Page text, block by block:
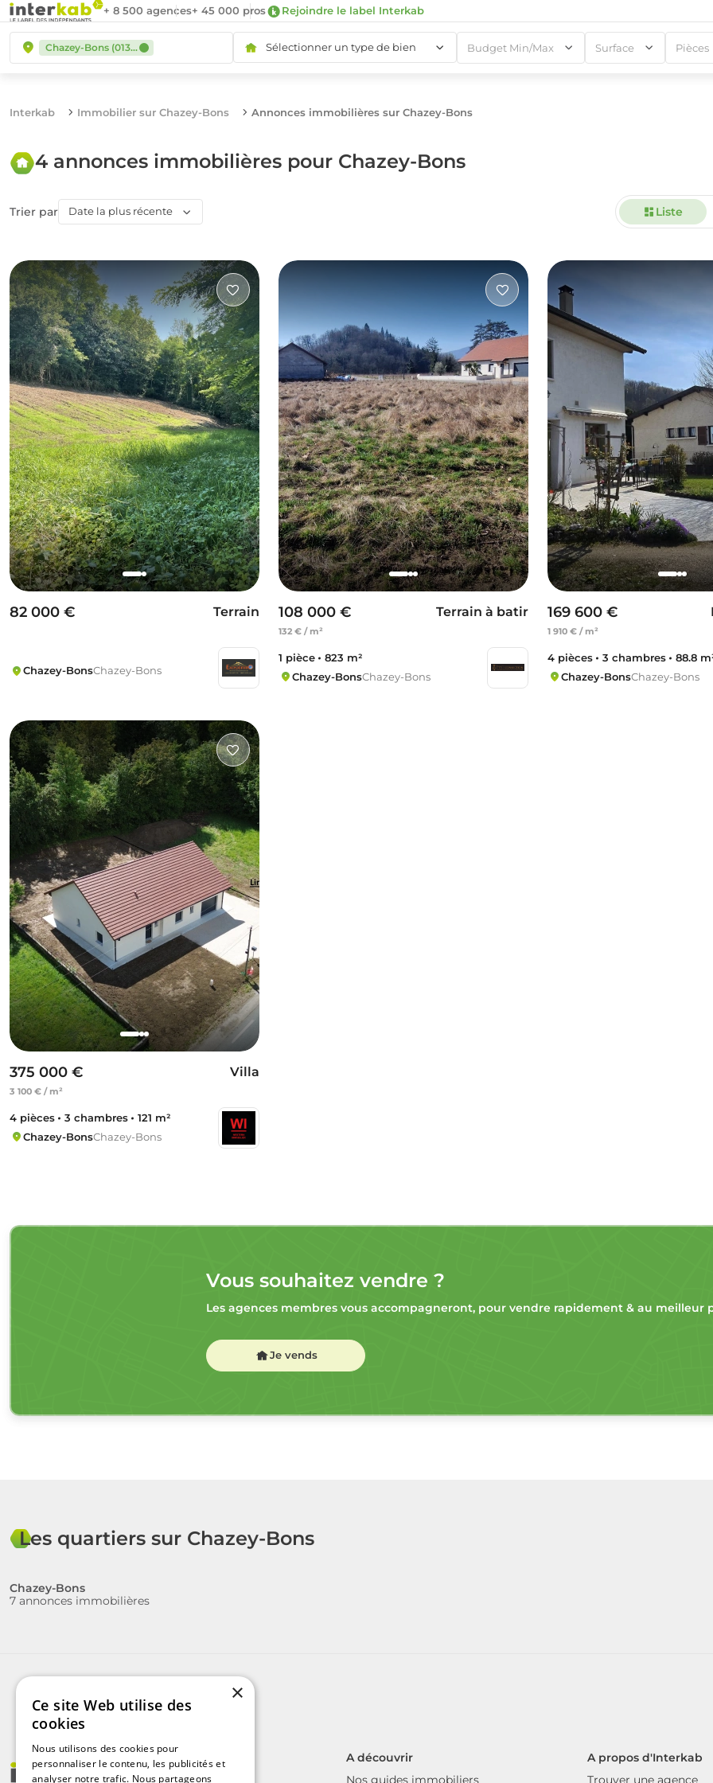
+ 8 500 agences+ 45 000 pros Rejoindre le label Interkab
Chazey-Bons (01300) Sélectionner un type de bien Budget Min/Max Surface Pièces
Interkab Immobilier sur Chazey-Bons Annonces immobilières sur Chazey-Bons
4 annonces immobilières pour Chazey-Bons
Trier par Date la plus récente Liste
82 000 € Terrain
Chazey-BonsChazey-Bons
108 000 €
132 € / m²
Terrain à batir
1 pièce
823 m²
Chazey-BonsChazey-Bons
169 600 €
1 910 € / m²
4 pièces 3 chambres
88.8
Chazey-BonsChazey-Bons
375 000 €
3 100 € / m²
Villa
4 pièces 3 chambres
121 m²
Chazey-BonsChazey-Bons
Vous souhaitez vendre ?
Les agences membres vous accompagneront, pour vendre rapidement & au meilleur
Je vends
Les quartiers sur Chazey-Bons
Chazey-Bons
7 annonces immobilières
A découvrir
Nos guides immobiliers
A propos d'Interkab
Trouver une agence
×
Ce site Web utilise des
cookies
Nous utilisons des cookies pour
personnaliser le contenu, les publicités et
analyser notre trafic. Nous partageons